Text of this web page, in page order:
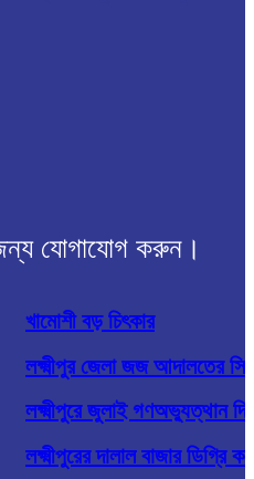
যোগাযোগ করুন।
খামোশী বড় চিৎকার
লক্ষ্মীপুর জেলা জজ আদালতের
লক্ষ্মীপুরে জুলাই গণঅভ্যুত্থান
লক্ষ্মীপুরের দালাল বাজার ডিগ্রি